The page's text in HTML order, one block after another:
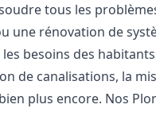
tous les
une rénovation de
besoins des
de canalisations, la
plus encore. Nos